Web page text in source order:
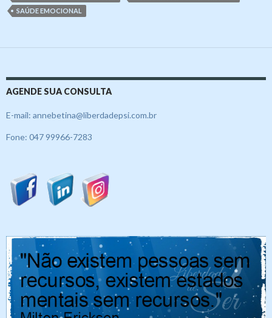
SAÚDE EMOCIONAL
AGENDE SUA CONSULTA
E-mail: annebetina@liberdadepsi.com.br
Fone: 047 99966-7283